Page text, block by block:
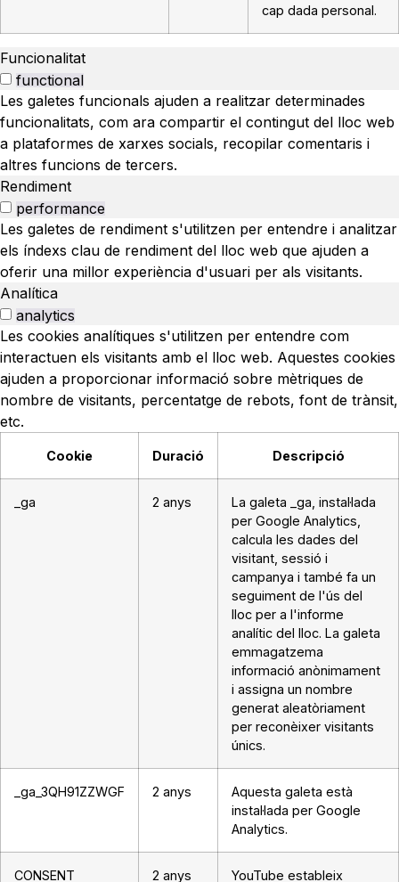
cap dada personal.
Funcionalitat
functional
Les galetes funcionals ajuden a realitzar determinades
funcionalitats, com ara compartir el contingut del lloc web
a plataformes de xarxes socials, recopilar comentaris i
altres funcions de tercers.
Rendiment
performance
Les galetes de rendiment s'utilitzen per entendre i analitzar
els índexs clau de rendiment del lloc web que ajuden a
oferir una millor experiència d'usuari per als visitants.
Analítica
analytics
Les cookies analítiques s'utilitzen per entendre com
interactuen els visitants amb el lloc web. Aquestes cookies
ajuden a proporcionar informació sobre mètriques de
nombre de visitants, percentatge de rebots, font de trànsit,
etc.
Cookie Duració Descripció
_ga 2 anys
La galeta _ga, instal·lada
per Google Analytics,
calcula les dades del
visitant, sessió i
campanya i també fa un
seguiment de l'ús del
lloc per a l'informe
analític del lloc. La galeta
emmagatzema
informació anònimament
i assigna un nombre
generat aleatòriament
per reconèixer visitants
únics.
_ga_3QH91ZZWGF 2 anys
Aquesta galeta està
instal·lada per Google
Analytics.
CONSENT 2 anys
YouTube estableix